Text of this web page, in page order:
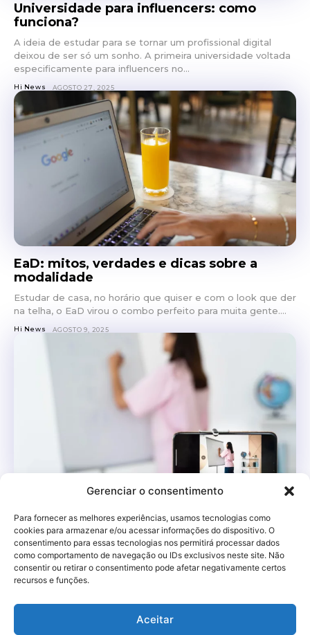
Gerenciar o consentimento
Para fornecer as melhores experiências, usamos tecnologias como
cookies para armazenar e/ou acessar informações do dispositivo. O
consentimento para essas tecnologias nos permitirá processar dados
como comportamento de navegação ou IDs exclusivos neste site. Não
consentir ou retirar o consentimento pode afetar negativamente certos
recursos e funções.
Aceitar
Universidade para influencers: como
funciona?
A ideia de estudar para se tornar um profissional digital
deixou de ser só um sonho. A primeira universidade voltada
especificamente para influencers no...
Hi News AGOSTO 27, 2025
EaD: mitos, verdades e dicas sobre a
modalidade
Estudar de casa, no horário que quiser e com o look que der
na telha, o EaD virou o combo perfeito para muita gente....
Hi News AGOSTO 9, 2025
universitários
Dentre as maneiras em que os estudantes encontram para
estudar, os canais do YouTube produzidos por profissionais
da área estão entre os mais procurados....
Hi Help JULHO 22, 2024